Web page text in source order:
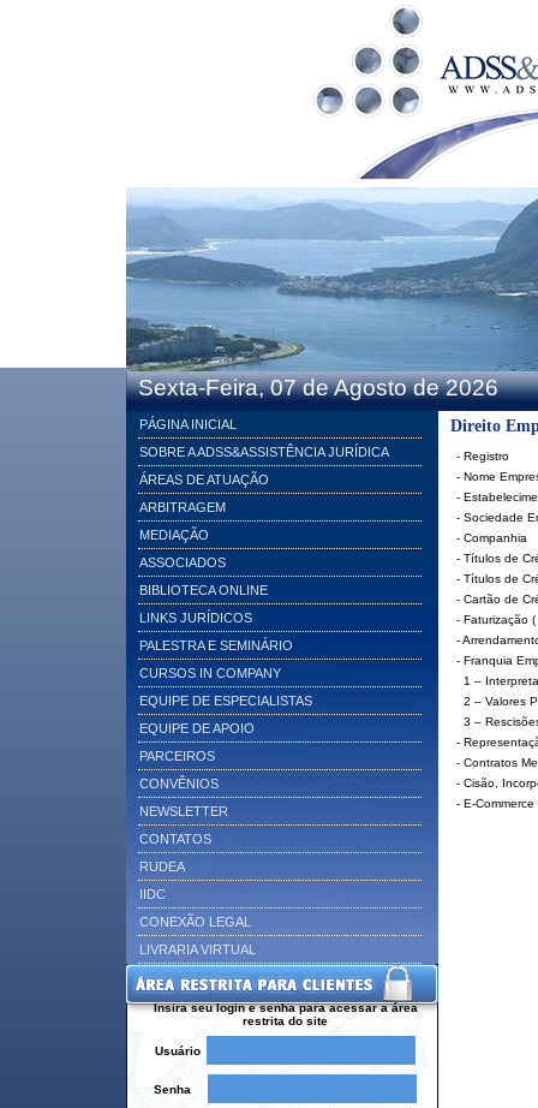
Sexta-Feira, 07 de Agosto de 2026
PÁGINA INICIAL
SOBRE A ADSS&ASSISTÊNCIA JURÍDICA
ÁREAS DE ATUAÇÃO
ARBITRAGEM
MEDIAÇÃO
ASSOCIADOS
BIBLIOTECA ONLINE
LINKS JURÍDICOS
PALESTRA E SEMINÁRIO
CURSOS IN COMPANY
EQUIPE DE ESPECIALISTAS
EQUIPE DE APOIO
PARCEIROS
CONVÊNIOS
NEWSLETTER
CONTATOS
RUDEA
IIDC
CONEXÃO LEGAL
LIVRARIA VIRTUAL
Insira seu login e senha para acessar a área
restrita do site
Usuário
Senha
Direito
- Registro
- Nome
-
- Sociedade
- Companhia
- Títulos de
- Títulos de
- Cartão de
- Faturização
-
- Franquia
1 –
2 – Valores
3 –
-
- Contratos
- Cisão,
- E-